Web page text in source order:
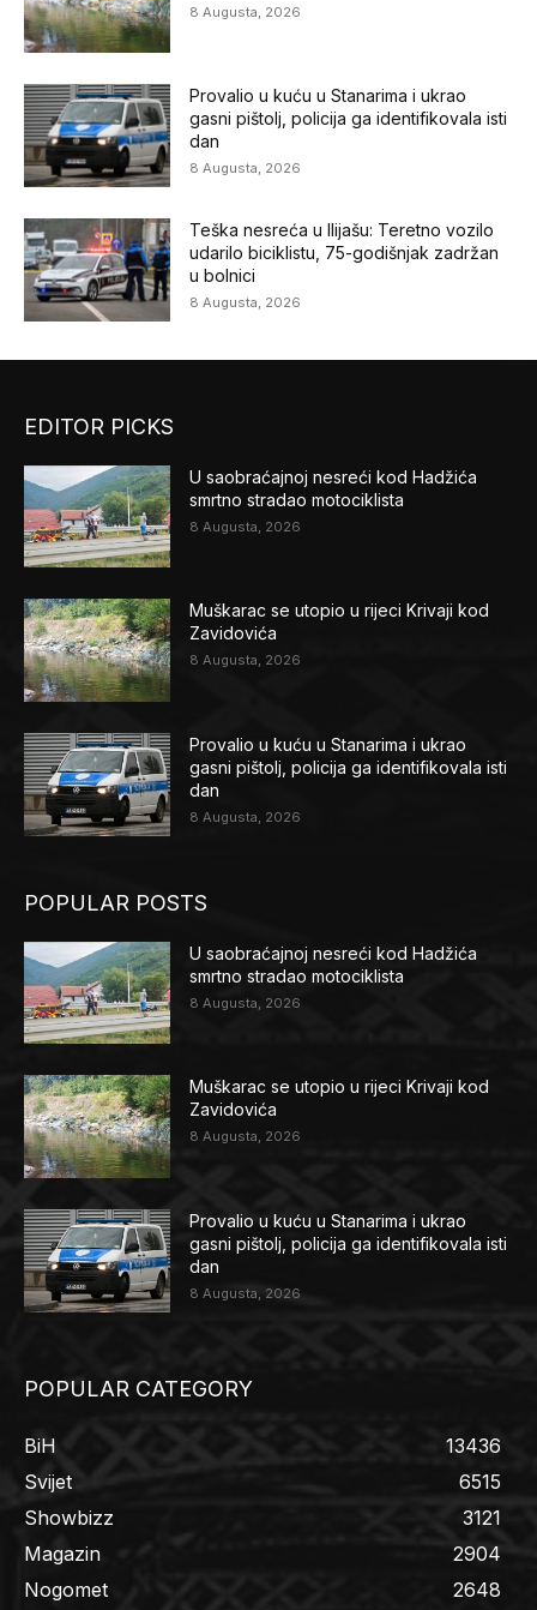
8 Augusta, 2026
Provalio u kuću u Stanarima i ukrao
gasni pištolj, policija ga identifikovala isti
dan
8 Augusta, 2026
Teška nesreća u Ilijašu: Teretno vozilo
udarilo biciklistu, 75-godišnjak zadržan
u bolnici
8 Augusta, 2026
EDITOR PICKS
U saobraćajnoj nesreći kod Hadžića
smrtno stradao motociklista
8 Augusta, 2026
Muškarac se utopio u rijeci Krivaji kod
Zavidovića
8 Augusta, 2026
Provalio u kuću u Stanarima i ukrao
gasni pištolj, policija ga identifikovala isti
dan
8 Augusta, 2026
POPULAR POSTS
U saobraćajnoj nesreći kod Hadžića
smrtno stradao motociklista
8 Augusta, 2026
Muškarac se utopio u rijeci Krivaji kod
Zavidovića
8 Augusta, 2026
Provalio u kuću u Stanarima i ukrao
gasni pištolj, policija ga identifikovala isti
dan
8 Augusta, 2026
POPULAR CATEGORY
BiH
13436
Svijet
6515
Showbizz
3121
Magazin
2904
Nogomet
2648